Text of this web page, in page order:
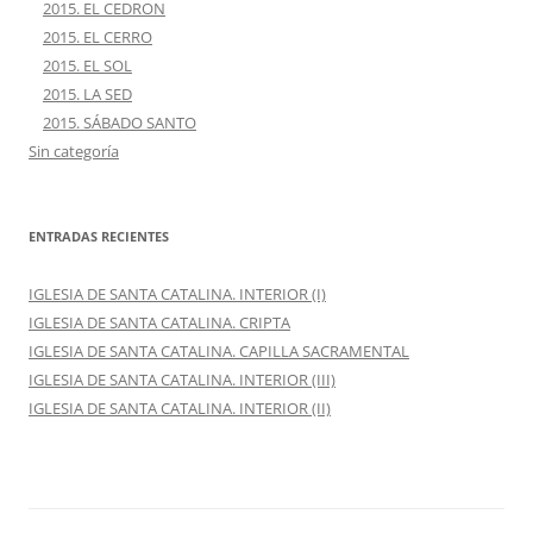
2015. EL CEDRON
2015. EL CERRO
2015. EL SOL
2015. LA SED
2015. SÁBADO SANTO
Sin categoría
ENTRADAS RECIENTES
IGLESIA DE SANTA CATALINA. INTERIOR (I)
IGLESIA DE SANTA CATALINA. CRIPTA
IGLESIA DE SANTA CATALINA. CAPILLA SACRAMENTAL
IGLESIA DE SANTA CATALINA. INTERIOR (III)
IGLESIA DE SANTA CATALINA. INTERIOR (II)